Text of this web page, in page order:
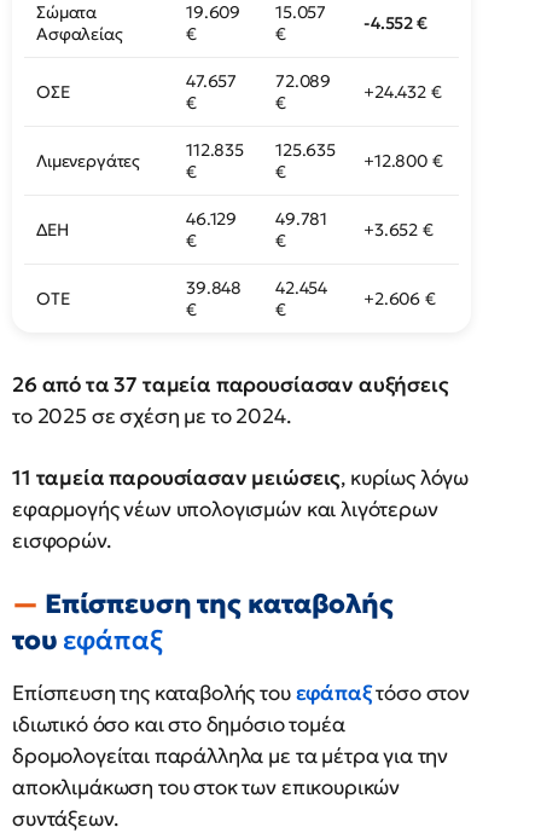
Σώματα
Ασφαλείας
19.609
€
15.057
€
-4.552 €
ΟΣΕ
47.657
€
72.089
€
+24.432 €
Λιμενεργάτες
112.835
€
125.635
€
+12.800 €
ΔΕΗ
46.129
€
49.781
€
+3.652 €
ΟΤΕ
39.848
€
42.454
€
+2.606 €
26 από τα 37 ταμεία παρουσίασαν αυξήσεις
το 2025 σε σχέση με το 2024.
11 ταμεία παρουσίασαν μειώσεις, κυρίως λόγω
εφαρμογής νέων υπολογισμών και λιγότερων
εισφορών.
Επίσπευση της καταβολής
του εφάπαξ
Επίσπευση της καταβολής τουεφάπαξτόσο στον
ιδιωτικό όσο και στο δημόσιο τομέα
δρομολογείται παράλληλα με τα μέτρα για την
αποκλιμάκωση του στοκ των επικουρικών
συντάξεων.